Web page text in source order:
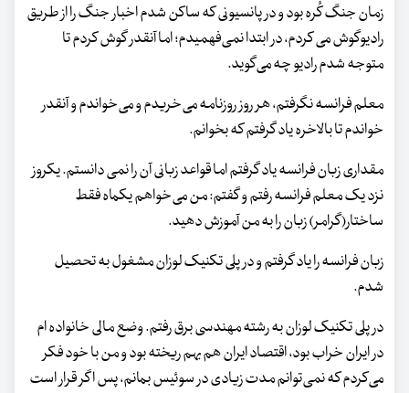
زمان جنگ کُره بود و در پانسیونی که ساکن شدم اخبار جنگ را از طریق
رادیوگوش می کردم، در ابتدا نمی‌فهمیدم؛ اما آنقدر گوش کردم تا
متوجه شدم رادیو چه می‌گوید.
معلم فرانسه نگرفتم، هر روز روزنامه می‌خریدم و می‌خواندم و آنقدر
خواندم تا بالاخره یاد گرفتم که بخوانم.
مقداری زبان فرانسه یاد گرفتم اما قواعد زبانی آن را نمی دانستم. یکروز
نزد یک معلم فرانسه رفتم و گفتم: من می‌خواهم یکماه فقط
ساختار(گرامر) زبان را به من آموزش دهید.
زبان فرانسه را یاد گرفتم و در پلی تکنیک لوزان مشغول به تحصیل
شدم.
در پلی تکنیک لوزان به رشته مهندسی برق رفتم. وضع مالی خانواده ام
در ایران خراب بود، اقتصاد ایران هم بهم ریخته بود و من با خود فکر
می‌کردم که نمی‌توانم مدت زیادی در سوئیس بمانم، پس اگر قرار است